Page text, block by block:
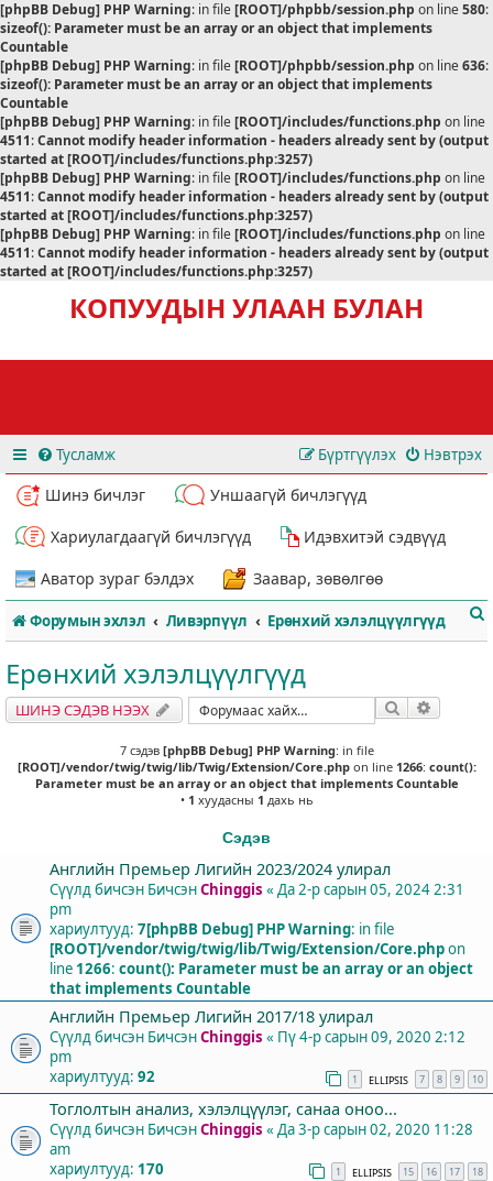
[phpBB Debug] PHP Warning: in file[ROOT]/phpbb/session.php on line580:
sizeof(): Parameter must be an array or an object that implements
Countable
[phpBB Debug] PHP Warning: in file[ROOT]/phpbb/session.php on line636:
sizeof(): Parameter must be an array or an object that implements
Countable
[phpBB Debug] PHP Warning: in file[ROOT]/includes/functions.php on line
4511:Cannot modify header information - headers already sent by (output
started at [ROOT]/includes/functions.php:3257)
[phpBB Debug] PHP Warning: in file[ROOT]/includes/functions.php on line
4511:Cannot modify header information - headers already sent by (output
started at [ROOT]/includes/functions.php:3257)
[phpBB Debug] PHP Warning: in file[ROOT]/includes/functions.php on line
4511:Cannot modify header information - headers already sent by (output
started at [ROOT]/includes/functions.php:3257)
КОПУУДЫН УЛААН БУЛАН
Тусламж Нэвтрэх
Бүртгүүлэх
Шинэ бичлэг
Уншаагүй бичлэгүүд
Хариулагдаагүй бичлэгүүд
Идэвхитэй сэдвүүд
Аватор зураг бэлдэх
Заавар, зөвөлгөө
Форумын эхлэл Ливэрпүүл Ерөнхий хэлэлцүүлгүүд
Ерөнхий хэлэлцүүлгүүд
ШИНЭ СЭДЭВ НЭЭХ Хайлт
7 сэдэв [phpBB Debug] PHP Warning: in file
[ROOT]/vendor/twig/twig/lib/Twig/Extension/Core.phpon line 1266: count():
Parameter must be an array or an object that implements Countable
• 1 хуудасны 1 дахь нь
Сэдэв
Английн Премьер Лигийн 2023/2024 улирал
Сүүлд бичсэн БичсэнChinggis « Да 2-р сарын 05, 2024 2:31
pm
хариултууд: 7[phpBB Debug] PHP Warning: in file
[ROOT]/vendor/twig/twig/lib/Twig/Extension/Core.phpon
line 1266: count(): Parameter must be an array or an object
that implements Countable
Английн Премьер Лигийн 2017/18 улирал
Сүүлд бичсэн БичсэнChinggis « Пү 4-р сарын 09, 2020 2:12
pm
хариултууд: 92 1 ELLIPSIS 7 8 9 10
Тоглолтын анализ, хэлэлцүүлэг, санаа оноо...
Сүүлд бичсэн БичсэнChinggis « Да 3-р сарын 02, 2020 11:28
am
хариултууд: 170 1 ELLIPSIS 15 16 17 18